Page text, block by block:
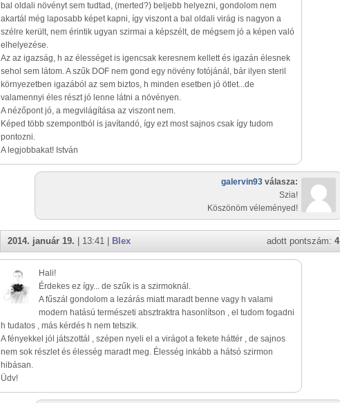
bal oldali növényt sem tudtad, (merted?) beljebb helyezni, gondolom nem
akartál még laposabb képet kapni, így viszont a bal oldali virág is nagyon a
szélre került, nem érintik ugyan szirmai a képszélt, de mégsem jó a képen való
elhelyezése.
Az az igazság, h az élességet is igencsak keresnem kellett és igazán élesnek
sehol sem látom. A szűk DOF nem gond egy növény fotójánál, bár ilyen steril
környezetben igazából az sem biztos, h minden esetben jó ötlet...de
valamennyi éles részt jó lenne látni a növényen.
A nézőpont jó, a megvilágítása az viszont nem.
Képed több szempontból is javítandó, így ezt most sajnos csak így tudom
pontozni.
A legjobbakat! István
galervin93 válasza:
Szia!
Köszönöm véleményed!
adott pontszám: 4
2014. január 19. | 13:41 | Blex
Hali!
Érdekes ez így... de szűk is a szirmoknál.
A fűszál gondolom a lezárás miatt maradt benne vagy h valami
modern hatású természeti absztraktra hasonlítson , el tudom fogadni
h tudatos , más kérdés h nem tetszik.
A fényekkel jól játszottál , szépen nyeli el a virágot a fekete háttér , de sajnos
nem sok részlet és élesség maradt meg. Élesség inkább a hátsó szirmon
hibásan.
Üdv!